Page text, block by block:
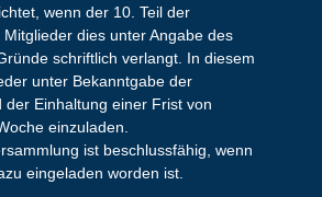
wenn der 10. Teil der
dies unter Angabe des
schriftlich verlangt. In diesem
unter Bekanntgabe der
der Einhaltung einer Frist von
einzuladen.
ist beschlussfähig, wenn
eingeladen worden ist.